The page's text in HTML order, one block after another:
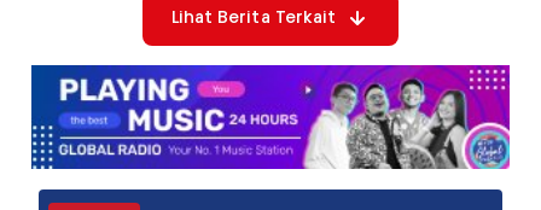
Lihat Berita Terkait